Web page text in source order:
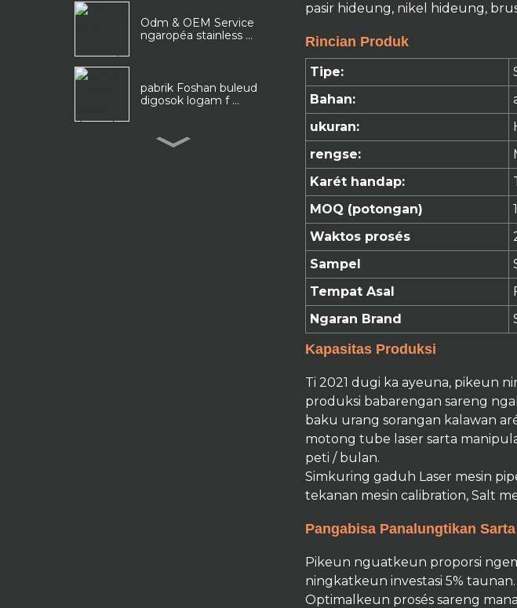
Odm & OEM Service
ngaropéa stainless ...
pabrik Foshan buleud
digosok logam f ...
pasir hideung, nikel hideung,
Rincian Produk
Tipe:
Bahan:
ukuran:
rengse:
Karét handap:
MOQ (potongan)
Waktos prosés
Sampel
Tempat Asal
Ngaran Brand
Kapasitas Produksi
Ti 2021 dugi ka ayeuna, pikeun
produksi babarengan sareng
baku urang sorangan kalawan
motong tube laser sarta
peti / bulan.
Simkuring gaduh Laser mesin
tekanan mesin calibration, Salt
Pangabisa Panalungtikan
Pikeun nguatkeun proporsi
ningkatkeun investasi 5% taunan.
Optimalkeun prosés sareng